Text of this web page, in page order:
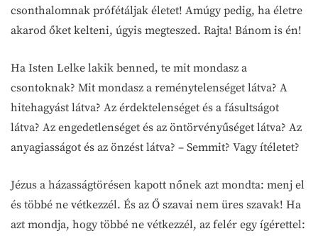
csonthalomnak prófétáljak életet! Amúgy pedig, ha életre
akarod őket kelteni, úgyis megteszed. Rajta! Bánom is én!
Ha Isten Lelke lakik benned, te mit mondasz a
csontoknak? Mit mondasz a reménytelenséget látva? A
hitehagyást látva? Az érdektelenséget és a fásultságot
látva? Az engedetlenséget és az öntörvényűséget látva? Az
anyagiasságot és az önzést látva? – Semmit? Vagy ítéletet?
Jézus a házasságtörésen kapott nőnek azt mondta: menj el
és többé ne vétkezzél. És az Ő szavai nem üres szavak! Ha
azt mondja, hogy többé ne vétkezzél, az felér egy ígérettel: